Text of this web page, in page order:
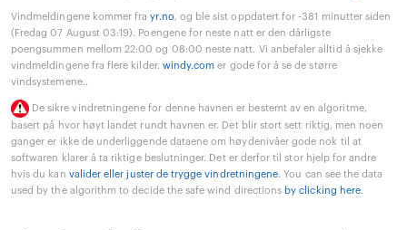
Vindmeldingene kommer frayr.no, og ble sist oppdatert for -381 minutter siden
(Fredag 07 August 03:19). Poengene for neste natt er den dårligste
poengsummen mellom 22:00 og 08:00 neste natt. Vi anbefaler alltid å sjekke
vindmeldingene fra flere kilder. windy.com er gode for å se de større
vindsystemene..
De sikre vindretningene for denne havnen er bestemt av en algoritme,
basert på hvor høyt landet rundt havnen er. Det blir stort sett riktig, men noen
ganger er ikke de underliggende dataene om høydenivåer gode nok til at
softwaren klarer å ta riktige beslutninger. Det er derfor til stor hjelp for andre
hvis du kan valider eller juster de trygge vindretningene. You can see the data
used by the algorithm to decide the safe wind directions by clicking here.